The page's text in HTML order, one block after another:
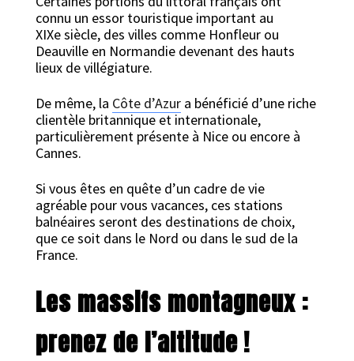
connu un essor touristique important au
XIXe siècle, des villes comme Honfleur ou
Deauville en Normandie devenant des hauts
lieux de villégiature.
De même, la Côte d’Azura bénéficié d’une riche
clientèle britannique et internationale,
particulièrement présente à Nice ou encore à
Cannes.
Si vous êtes en quête d’un cadre de vie
agréable pour vous vacances, ces stations
balnéaires seront des destinations de choix,
que ce soit dans le Nord ou dans le sud de la
France.
Les massifs montagneux :
prenez de l’altitude !